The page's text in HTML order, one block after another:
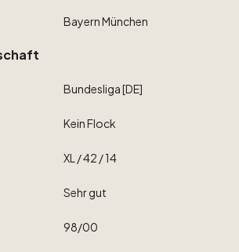
BayernMünchen
Bundesliga[DE]
KeinFlock
XL ​/​42 ​/​14
Sehrgut
98​/​00